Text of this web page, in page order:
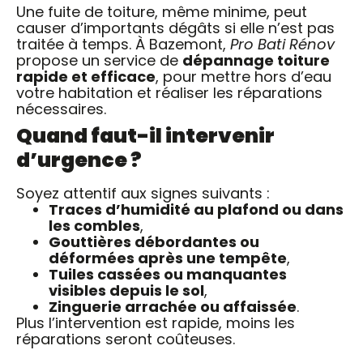
Une fuite de toiture, même minime, peut
causer d’importants dégâts si elle n’est pas
traitée à temps. À Bazemont, Pro Bati Rénov
propose un service de dépannage toiture
rapide et efficace, pour mettre hors d’eau
votre habitation et réaliser les réparations
nécessaires.
Quand faut-il intervenir
d’urgence ?
Soyez attentif aux signes suivants :
Traces d’humidité au plafond ou dans
les combles,
Gouttières débordantes ou
déformées après une tempête,
Tuiles cassées ou manquantes
visibles depuis le sol,
Zinguerie arrachée ou affaissée.
Plus l’intervention est rapide, moins les
réparations seront coûteuses.